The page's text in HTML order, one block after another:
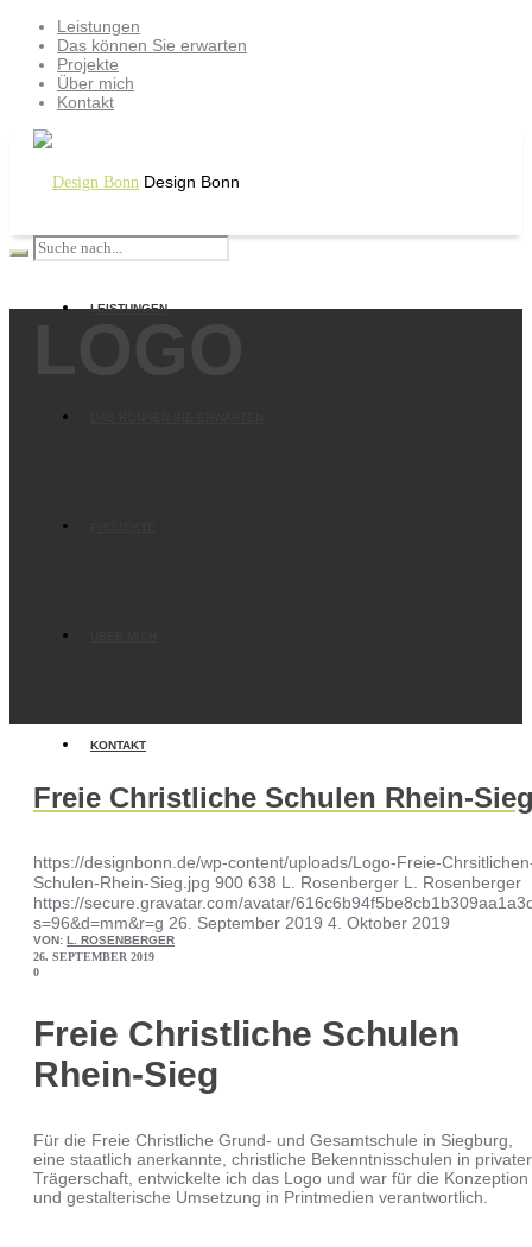
Leistungen
Das können Sie erwarten
Projekte
Über mich
Kontakt
Design Bonn
LEISTUNGEN
KONTAKT
Freie Christliche Schulen Rhein-
https://designbonn.de/wp-content/uploads/Logo-Freie-
Schulen-Rhein-Sieg.jpg 900 638 L. Rosenberger L. Rosenberger
https://secure.gravatar.com/avatar/
s=96&d=mm&r=g 26. September 2019 4. Oktober 2019
VON: L. ROSENBERGER
26. SEPTEMBER 2019
0
Freie Christliche Schulen
Rhein-Sieg
Für die Freie Christliche Grund- und Gesamtschule in Siegburg,
eine staatlich anerkannte, christliche Bekenntnisschulen in privater
Trägerschaft, entwickelte ich das Logo und war für die Konzeption
und gestalterische Umsetzung in Printmedien verantwortlich.